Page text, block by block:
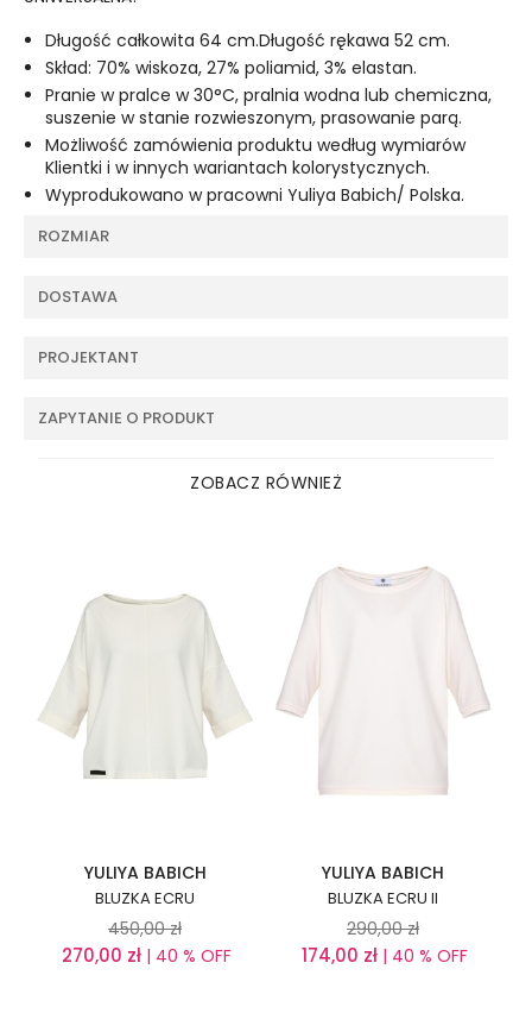
Długość całkowita 64 cm.Długość rękawa 52 cm.
Skład: 70% wiskoza, 27% poliamid, 3% elastan.
Pranie w pralce w 30°C, pralnia wodna lub chemiczna,
suszenie w stanie rozwieszonym, prasowanie parą.
Możliwość zamówienia produktu według wymiarów
Klientki i w innych wariantach kolorystycznych.
Wyprodukowano w pracowni Yuliya Babich/ Polska.
ROZMIAR
DOSTAWA
PROJEKTANT
ZAPYTANIE O PRODUKT
ZOBACZ RÓWNIEŻ
YULIYA BABICH
BLUZKA ECRU
450,00 zł
270,00 zł | 40 % OFF
YULIYA BABICH
BLUZKA ECRU II
290,00 zł
174,00 zł | 40 % OFF